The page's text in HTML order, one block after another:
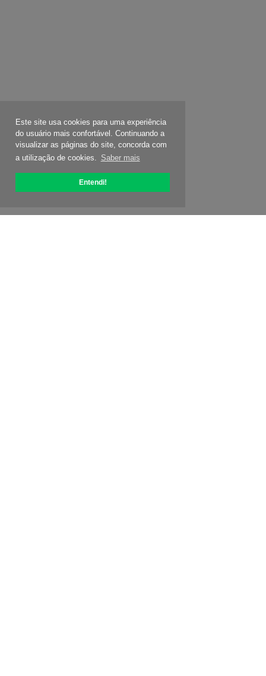
Este site usa cookies para uma experiência
do usuário mais confortável. Continuando a
visualizar as páginas do site, concorda com
a utilização de cookies. Saber mais
Entendi!